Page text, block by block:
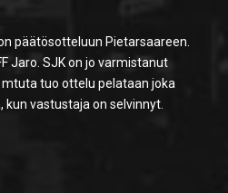
päätösotteluun Pietarsaareen.
Jaro. SJK on jo varmistanut
mtuta tuo ottelu pelataan joka
kun vastustaja on selvinnyt.